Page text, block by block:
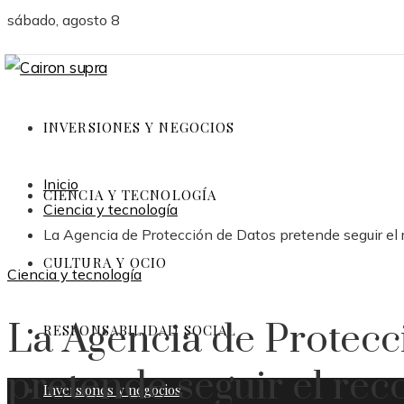
sábado, agosto 8
INVERSIONES Y NEGOCIOS
CIENCIA Y TECNOLOGÍA
CULTURA Y OCIO
RESPONSABILIDAD SOCIAL
Inversiones y negocios
Inicio
Ciencia y tecnología
La Agencia de Protección de Datos pretende seguir
Ciencia y tecnología
La Agencia de
pretende seguir el